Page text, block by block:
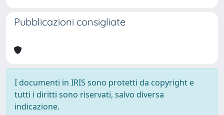
Pubblicazioni consigliate
I documenti in IRIS sono protetti da copyright e
tutti i diritti sono riservati, salvo diversa
indicazione.